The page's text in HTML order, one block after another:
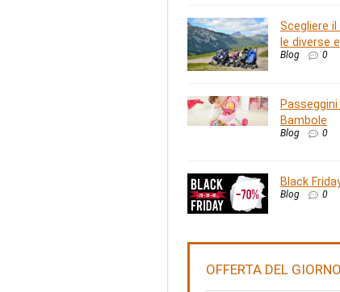
Scegliere
le diverse
Blog 0
Bambole
Blog 0
Black
Blog 0
OFFERTA DEL GIORNO